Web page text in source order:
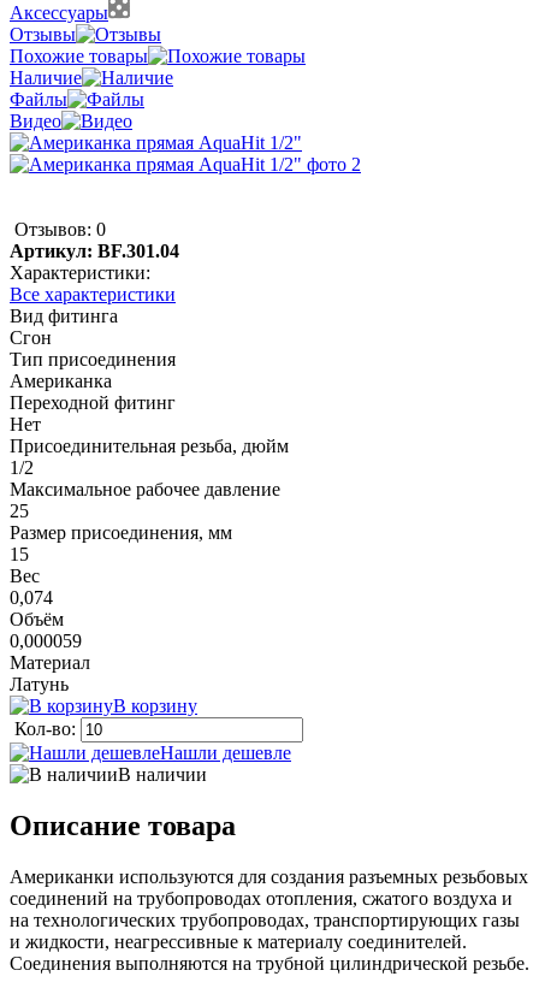
Аксессуары
Отзывы
Похожие товары
Наличие
Файлы
Видео
Отзывов: 0
Артикул: BF.301.04
Характеристики:
Все характеристики
Вид фитинга
Сгон
Тип присоединения
Американка
Переходной фитинг
Нет
Присоединительная резьба, дюйм
1/2
Максимальное рабочее давление
25
Размер присоединения, мм
15
Вес
0,074
Объём
0,000059
Материал
Латунь
В корзину
Кол-во:
Нашли дешевле
В наличии
Описание товара
Американки используются для создания разъемных резьбовых
соединений на трубопроводах отопления, сжатого воздуха и
на технологических трубопроводах, транспортирующих газы
и жидкости, неагрессивные к материалу соединителей.
Соединения выполняются на трубной цилиндрической резьбе.